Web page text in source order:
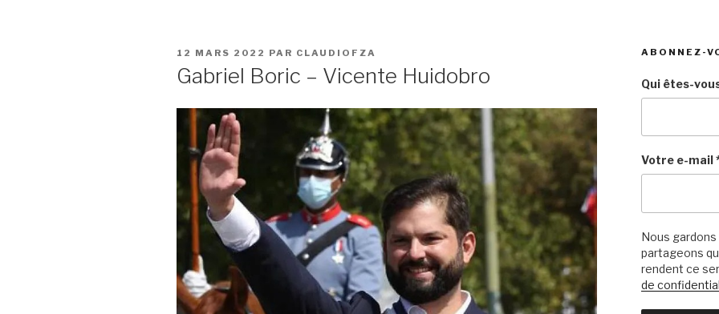
PUBLIÉ
12 MARS 2022 PAR CLAUDIOFZA
Gabriel Boric – Vicente Huidobro
ABONNEZ-
Qui êtes-
Votre e-mail
Nous
partageons
rendent ce
de